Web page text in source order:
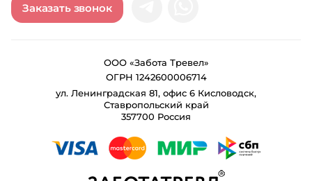
Заказать звонок
ООО «Забота Тревел»
ОГРН 1242600006714
ул. Ленинградская 81, офис 6 Кисловодск,
Ставропольский край
357700 Россия